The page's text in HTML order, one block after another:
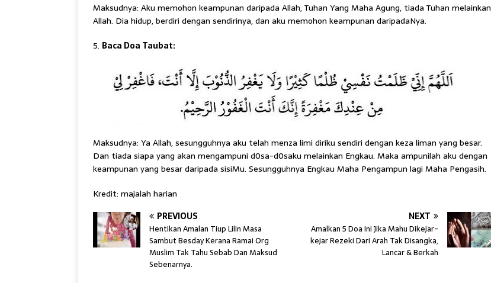
Maksudnya: Aku memohon keampunan daripada Allah, Tuhan Yang Maha Agung, tiada Tuhan melainkan
Allah. Dia hidup, berdiri dengan sendirinya, dan aku memohon keampunan daripadaNya.
5. Baca Doa Taubat:
Maksudnya: Ya Allah, sesungguhnya aku telah menza limi diriku sendiri dengan keza liman yang besar.
Dan tiada siapa yang akan mengampuni d0sa-d0saku melainkan Engkau. Maka ampunilah aku dengan
keampunan yang besar daripada sisiMu. Sesungguhnya Engkau Maha Pengampun lagi Maha Pengasih.
Kredit: majalah harian
PREVIOUS
Hentikan Amalan Tiup Lilin Masa
Sambut Besday Kerana Ramai Org
Muslim Tak Tahu Sebab Dan Maksud
Sebenarnya.
NEXT
Amalkan 5 Doa Ini Jika Mahu Dikejar-
kejar Rezeki Dari Arah Tak Disangka,
Lancar & Berkah